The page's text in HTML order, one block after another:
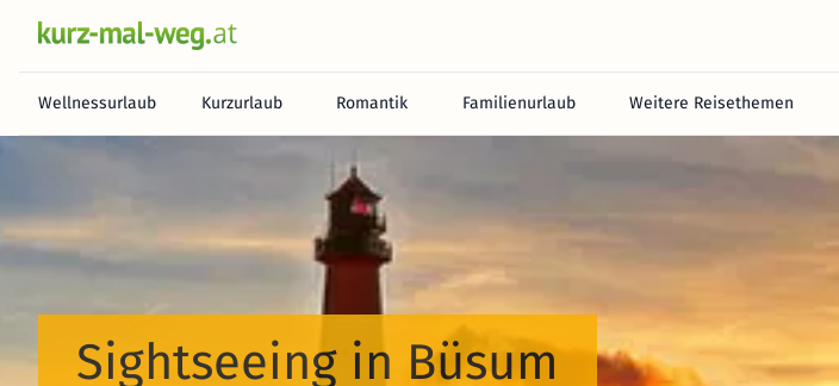
Wellnessurlaub Kurzurlaub Romantik Familienurlaub Weitere Reisethemen
Sightseeing in Büsum